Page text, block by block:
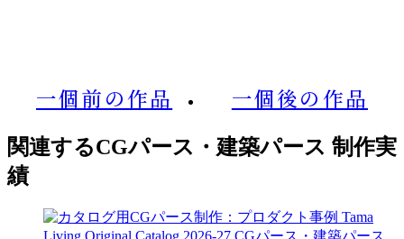
一個前の作品 一個後の作品
関連するCGパース・建築パース 制作実
績